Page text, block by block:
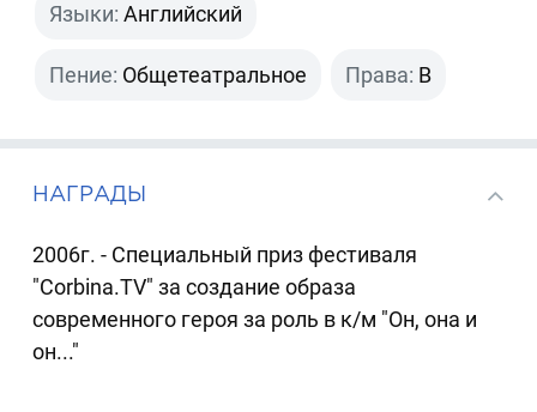
Языки: Английский
Пение: Общетеатральное Права: B
НАГРАДЫ
2006г. - Специальный приз фестиваля
"Corbina.TV" за создание образа
современного героя за роль в к/м "Он, она и
он..."